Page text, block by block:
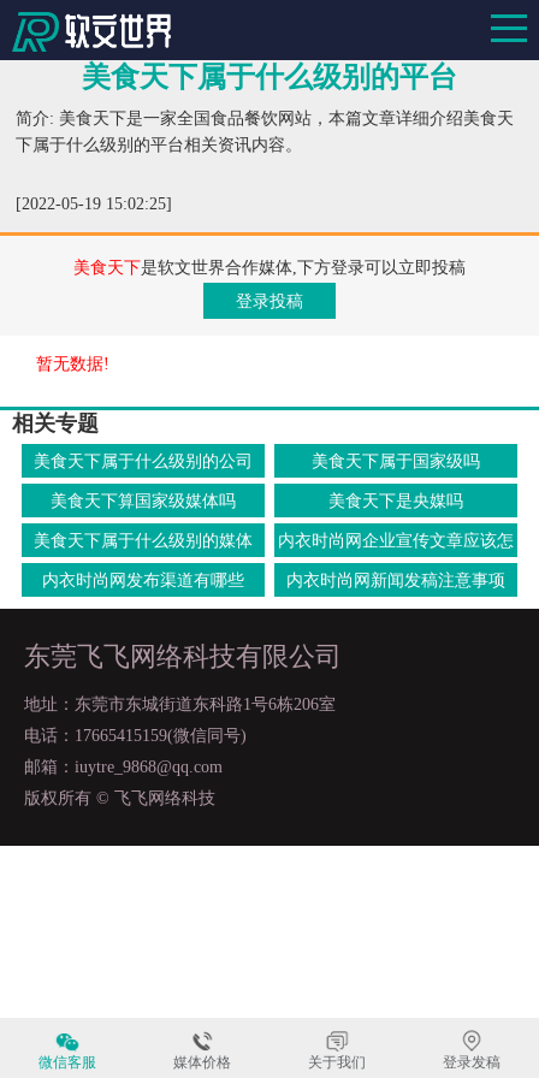
美食天下属于什么级别的平台
简介: 美食天下是一家全国食品餐饮网站，本篇文章详细介绍美食天
下属于什么级别的平台相关资讯内容。
[2022-05-19 15:02:25]
美食天下是软文世界合作媒体,下方登录可以立即投稿
登录投稿
暂无数据!
相关专题
美食天下属于什么级别的公司 美食天下属于国家级吗
美食天下算国家级媒体吗 美食天下是央媒吗
美食天下属于什么级别的媒体
内衣时尚网企业宣传文章应该怎
么写
内衣时尚网发布渠道有哪些 内衣时尚网新闻发稿注意事项
东莞飞飞网络科技有限公司
地址：东莞市东城街道东科路1号6栋206室
电话：17665415159(微信同号)
邮箱：iuytre_9868@qq.com
版权所有 © 飞飞网络科技
微信客服 媒体价格 关于我们 登录发稿